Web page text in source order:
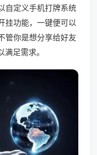
自定义手机打牌系统
挂功能，一键便可以
管你是想分享给好友
足需求。